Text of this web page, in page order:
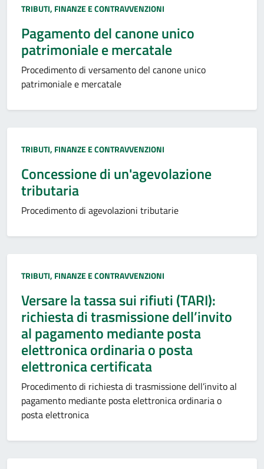
Categoria:
TRIBUTI, FINANZE E CONTRAVVENZIONI
Pagamento del canone unico
patrimoniale e mercatale
Procedimento di versamento del canone unico
patrimoniale e mercatale
Categoria:
TRIBUTI, FINANZE E CONTRAVVENZIONI
Concessione di un'agevolazione
tributaria
Procedimento di agevolazioni tributarie
Categoria:
TRIBUTI, FINANZE E CONTRAVVENZIONI
Versare la tassa sui rifiuti (TARI):
richiesta di trasmissione dell’invito
al pagamento mediante posta
elettronica ordinaria o posta
elettronica certificata
Procedimento di richiesta di trasmissione dell’invito al
pagamento mediante posta elettronica ordinaria o
posta elettronica